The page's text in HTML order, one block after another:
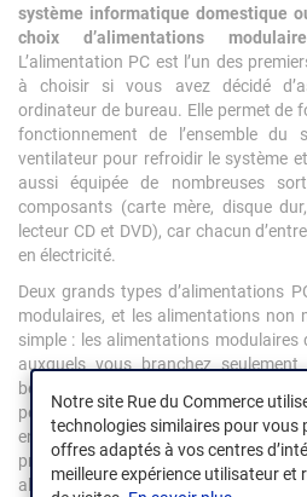
système informatique domestique
choix d’alimentations
L’alimentation PC est l’un des
à choisir si vous avez décidé
ordinateur de bureau. Elle permet de
fonctionnement de l’ensemble du
ventilateur pour refroidir le système
aussi équipée de nombreuses
composants (carte mère, disque
lecteur CD et DVD), car chacun
en électricité.
Deux grands types d’alimentations
modulaires, et les alimentations non
simple : les alimentations
auxquels vous branchez
besoin. L’alimentation non
pour y relier vos composants.
encombrante. Gamers et passionnés
propre système informatique en
alimentation PC.
Notre site Rue du Commerce
technologies similaires pour vous
offres adaptés à vos centres
meilleure expérience utilisateur et